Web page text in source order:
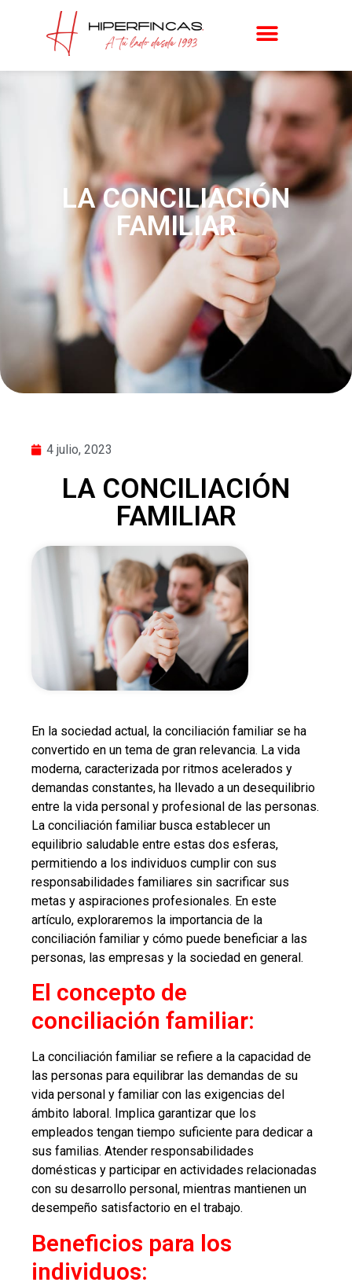
LA CONCILIACIÓN
FAMILIAR
4 julio, 2023
LA CONCILIACIÓN
FAMILIAR
En la sociedad actual, la conciliación familiar se ha
convertido en un tema de gran relevancia. La vida
moderna, caracterizada por ritmos acelerados y
demandas constantes, ha llevado a un desequilibrio
entre la vida personal y profesional de las personas.
La conciliación familiar busca establecer un
equilibrio saludable entre estas dos esferas,
permitiendo a los individuos cumplir con sus
responsabilidades familiares sin sacrificar sus
metas y aspiraciones profesionales. En este
artículo, exploraremos la importancia de la
conciliación familiar y cómo puede beneficiar a las
personas, las empresas y la sociedad en general.
El concepto de
conciliación familiar:
La conciliación familiar se refiere a la capacidad de
las personas para equilibrar las demandas de su
vida personal y familiar con las exigencias del
ámbito laboral. Implica garantizar que los
empleados tengan tiempo suficiente para dedicar a
sus familias. Atender responsabilidades
domésticas y participar en actividades relacionadas
con su desarrollo personal, mientras mantienen un
desempeño satisfactorio en el trabajo.
Beneficios para los
individuos: